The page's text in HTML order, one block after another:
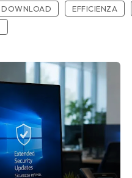
DOWNLOAD EFFICIENZA